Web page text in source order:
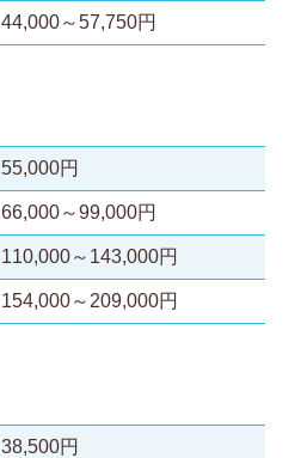
44,000～57,750円
55,000円
66,000～99,000円
110,000～143,000円
154,000～209,000円
38,500円